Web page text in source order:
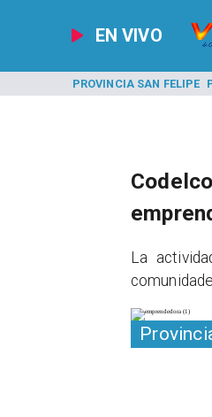
EN VIVO
PROVINCIA SAN FELIPE
​La